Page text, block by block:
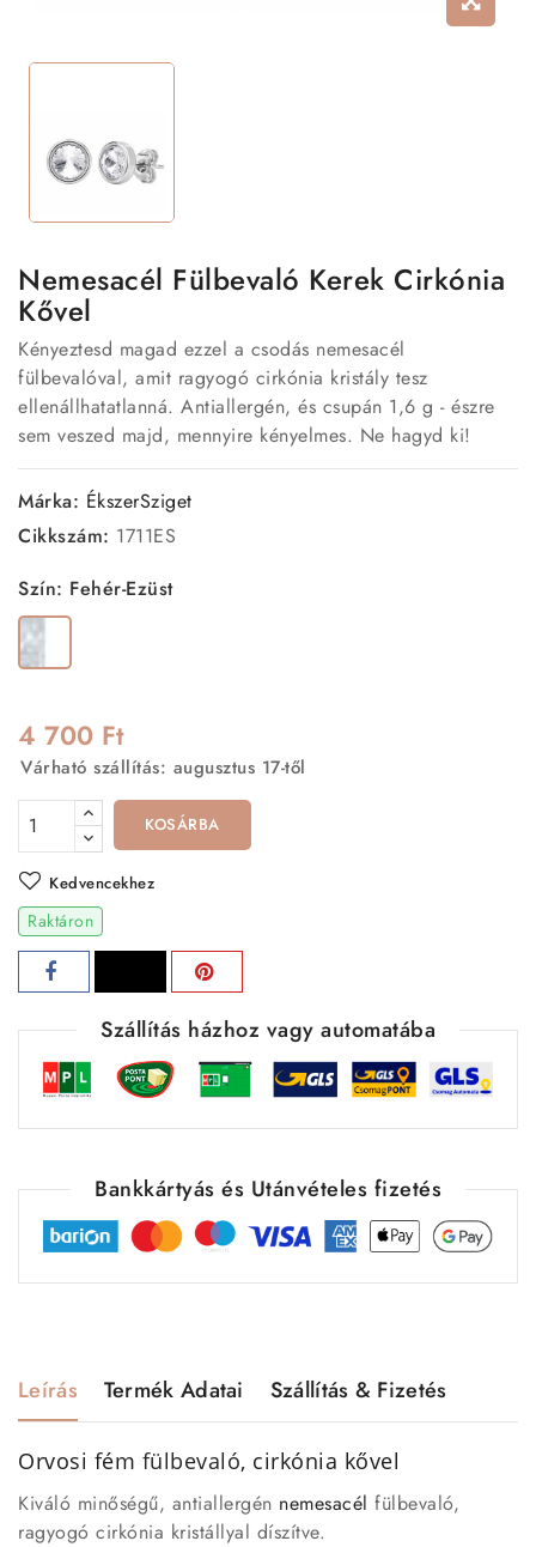
Nemesacél Fülbevaló Kerek Cirkónia
Kővel
Kényeztesd magad ezzel a csodás nemesacél
fülbevalóval, amit ragyogó cirkónia kristály tesz
ellenállhatatlanná. Antiallergén, és csupán 1,6 g - észre
sem veszed majd, mennyire kényelmes. Ne hagyd ki!
Márka: ÉkszerSziget
Cikkszám: 1711ES
Szín: Fehér-Ezüst
Fehér-
Ezüst
4 700 Ft
Várható szállítás: augusztus 17-től
KOSÁRBA
Kedvencekhez
Raktáron
Szállítás házhoz vagy automatába
Bankkártyás és Utánvételes fizetés
Leírás Termék Adatai Szállítás & Fizetés
Orvosi fém fülbevaló, cirkónia kővel
Kiváló minőségű, antiallergén nemesacél fülbevaló,
ragyogó cirkónia kristállyal díszítve.